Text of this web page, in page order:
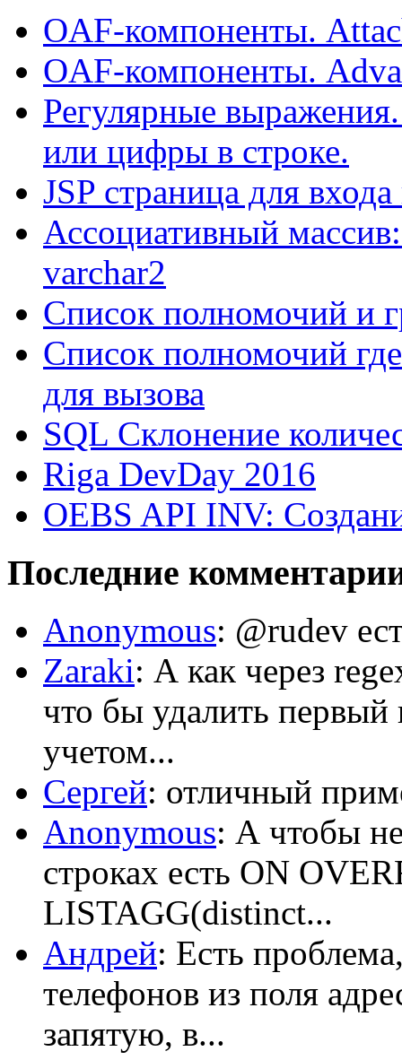
OAF-компоненты.
OAF-компоненты.
Регулярные
или цифры в строке.
JSP страница для
Ассоциативный
varchar2
Список полномочий и
Список полномочий
для вызова
SQL Склонение
Riga DevDay 2016
OEBS API INV:
Последние
Anonymous: @rudev
Zaraki: А как через
что бы удалить первый
учетом...
Сергей: отличный
Anonymous: А чтобы
строках есть ON
LISTAGG(distinct...
Андрей: Есть
телефонов из поля
запятую, в...